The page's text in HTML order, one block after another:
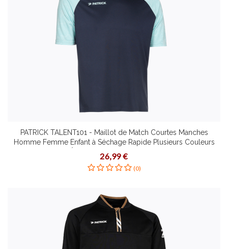
PATRICK TALENT101 - Maillot de Match Courtes Manches
Homme Femme Enfant à Séchage Rapide Plusieurs Couleurs
Tailles Étirement Dynamique Coupe Slim
26,99 €
(0)